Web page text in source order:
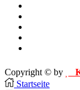
Copyright © by
Startseite